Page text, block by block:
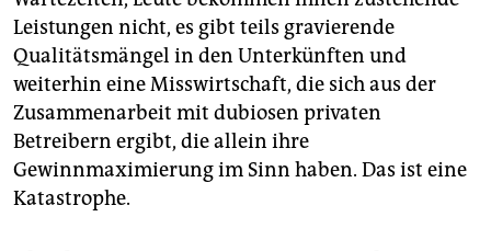
Leistungen nicht, es gibt teils gravierende
Qualitätsmängel in den Unterkünften und
weiterhin eine Misswirtschaft, die sich aus der
Zusammenarbeit mit dubiosen privaten
Betreibern ergibt, die allein ihre
Gewinnmaximierung im Sinn haben. Das ist eine
Katastrophe.